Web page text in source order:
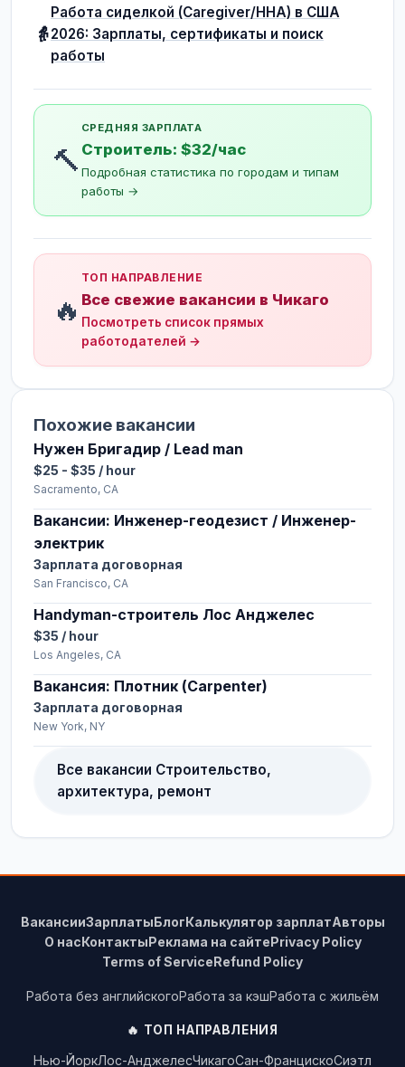
👵
Работа сиделкой (Caregiver/HHA) в США
2026: Зарплаты, сертификаты и поиск
работы
🔨
СРЕДНЯЯ ЗАРПЛАТА
Строитель: $32/час
Подробная статистика по городам и типам
работы →
🔥
ТОП НАПРАВЛЕНИЕ
Все свежие вакансии в Чикаго
Посмотреть список прямых
работодателей →
Похожие вакансии
Нужен Бригадир / Lead man
$25 - $35 / hour
Sacramento, CA
Вакансии: Инженер-геодезист / Инженер-
электрик
Зарплата договорная
San Francisco, CA
Handyman-строитель Лос Анджелес
$35 / hour
Los Angeles, CA
Вакансия: Плотник (Carpenter)
Зарплата договорная
New York, NY
Все вакансии Строительство,
архитектура, ремонт
ВакансииЗарплатыБлогКалькулятор зарплатАвторы
О насКонтактыРеклама на сайтеPrivacy Policy
Terms of ServiceRefund Policy
Работа без английскогоРабота за кэшРабота с жильём
🔥 ТОП НАПРАВЛЕНИЯ
Нью-ЙоркЛос-АнджелесЧикагоСан-ФранцискоСиэтл